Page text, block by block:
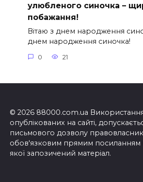
улюбленого синочка –
побажання!
Вітаю з днем народження
днем народження синочка!
0 21
© 2026 88000.com.ua Використання
опублікованих на сайті,
письмового дозволу
обов'язковим прямим посиланням
якої запозичений матеріал.